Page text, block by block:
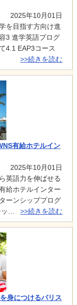
2025年10月01日
を目指す方向け進
3 進学英語プログ
4.1 EAP3コース
>>続きを読む
有給ホテルイン
2025年10月01日
英語力を伸ばせる
給ホテルインター
ーンシッププログ
…
>>続きを読む
身につけるバリス